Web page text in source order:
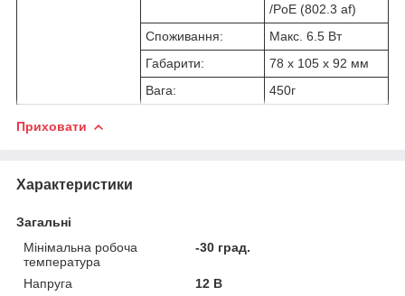
/PoE (802.3 af)
Споживання:
Макс. 6.5 Вт
Габарити:
78 х 105 х 92 мм
Вага:
450г
Приховати
Характеристики
Загальні
Мінімальна робоча
температура
-30 град.
Напруга
12 В